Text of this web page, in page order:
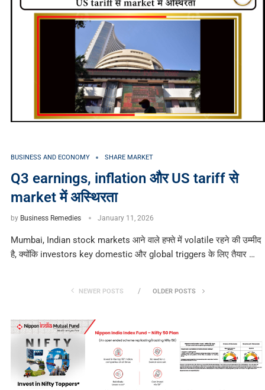
BUSINESS AND ECONOMY SHARE MARKET
Q3 earnings, inflation और US tariff से
market में अस्थिरता
by Business Remedies January 11, 2026
Mumbai, Indian stock markets आने वाले हफ्ते में volatile रहने की उम्मीद
है, क्योंकि investors key domestic और global triggers के लिए तैयार …
NEWER POSTS OLDER POSTS